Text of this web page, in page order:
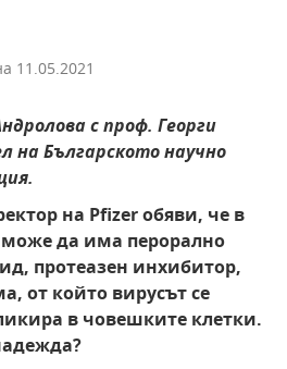
11.05.2021
с проф. Георги
на Българското научно
на Pfizer обяви, че в
да има перорално
протеазен инхибитор,
от който вирусът се
в човешките клетки.